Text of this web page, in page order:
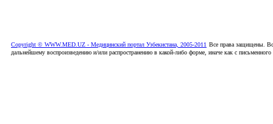
Copyright © WWW.MED.UZ - Медицинский портал Узбекистана, 2005-2011 Все права защищены.
дальнейшему воспроизведению и/или распространению в какой-либо форме, иначе как с